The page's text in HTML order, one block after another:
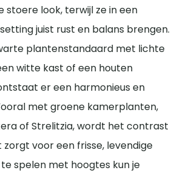
stoere look, terwijl ze in een
juist rust en balans brengen.
plantenstandaard met lichte
witte kast of een houten
er een harmonieus en
met groene kamerplanten,
of Strelitzia, wordt het contrast
voor een frisse, levendige
spelen met hoogtes kun je